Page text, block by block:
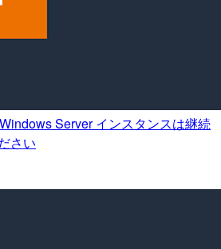
Server インスタンスは継続
さい